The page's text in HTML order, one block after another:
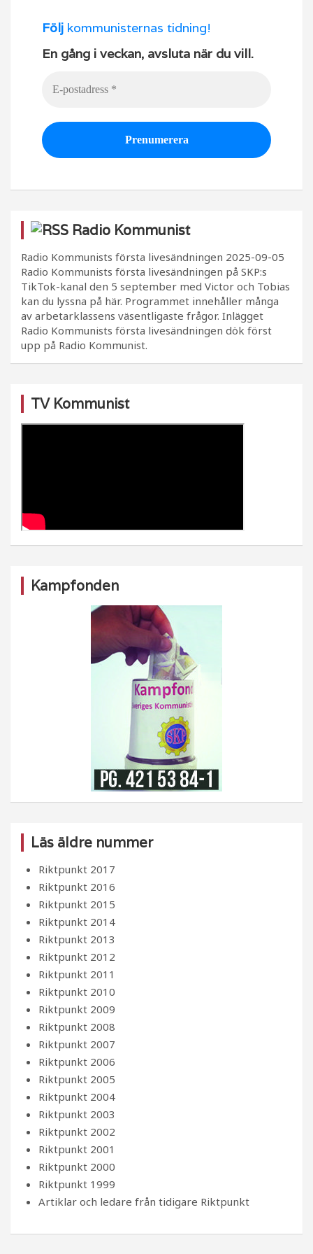
Följ kommunisternas tidning!
En gång i veckan, avsluta när du vill.
Radio Kommunist
Radio Kommunists första livesändningen 2025-09-05
Radio Kommunists första livesändningen på SKP:s
TikTok-kanal den 5 september med Victor och Tobias
kan du lyssna på här. Programmet innehåller många
av arbetarklassens väsentligaste frågor. Inlägget
Radio Kommunists första livesändningen dök först
upp på Radio Kommunist.
TV Kommunist
Kampfonden
Läs äldre nummer
Riktpunkt 2017
Riktpunkt 2016
Riktpunkt 2015
Riktpunkt 2014
Riktpunkt 2013
Riktpunkt 2012
Riktpunkt 2011
Riktpunkt 2010
Riktpunkt 2009
Riktpunkt 2008
Riktpunkt 2007
Riktpunkt 2006
Riktpunkt 2005
Riktpunkt 2004
Riktpunkt 2003
Riktpunkt 2002
Riktpunkt 2001
Riktpunkt 2000
Riktpunkt 1999
Artiklar och ledare från tidigare Riktpunkt